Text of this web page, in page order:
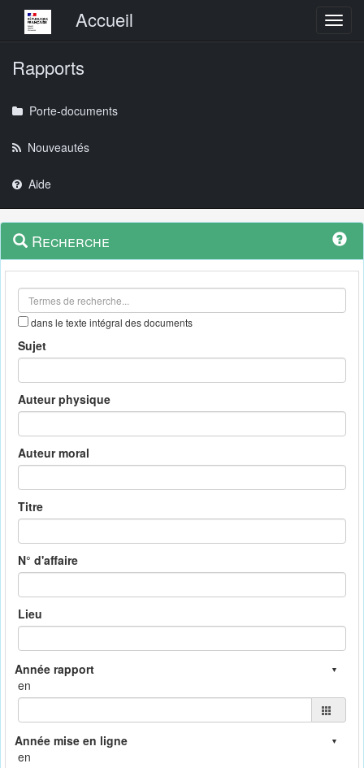
Menu principalAccueil
Rapports
Porte-documents
Nouveautés
Aide
Navigation
outils
Menu
contextuel
Recherche
dans le texte intégral des documents
Sujet
Auteur physique
Auteur moral
Titre
N° d'affaire
Lieu
en
en